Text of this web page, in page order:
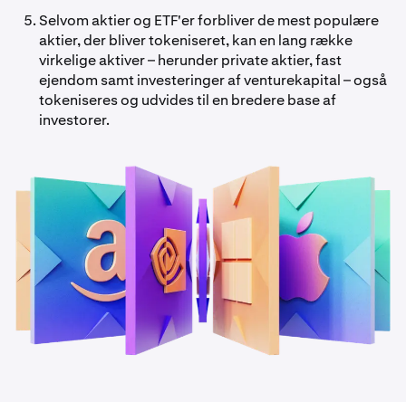
Selvom aktier og ETF'er forbliver de mest populære
aktier, der bliver tokeniseret, kan en lang række
virkelige aktiver – herunder private aktier, fast
ejendom samt investeringer af venturekapital – også
tokeniseres og udvides til en bredere base af
investorer.